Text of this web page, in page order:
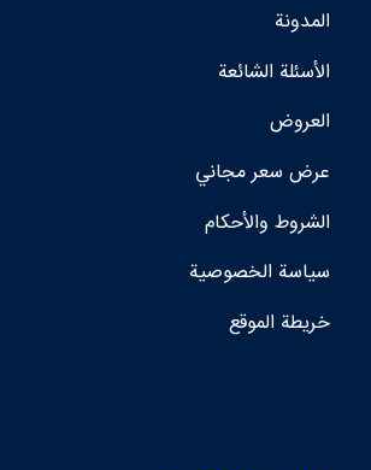
المدونة
الأسئلة الشائعة
العروض
عرض سعر مجاني
الشروط والأحكام
سياسة الخصوصية
خريطة الموقع